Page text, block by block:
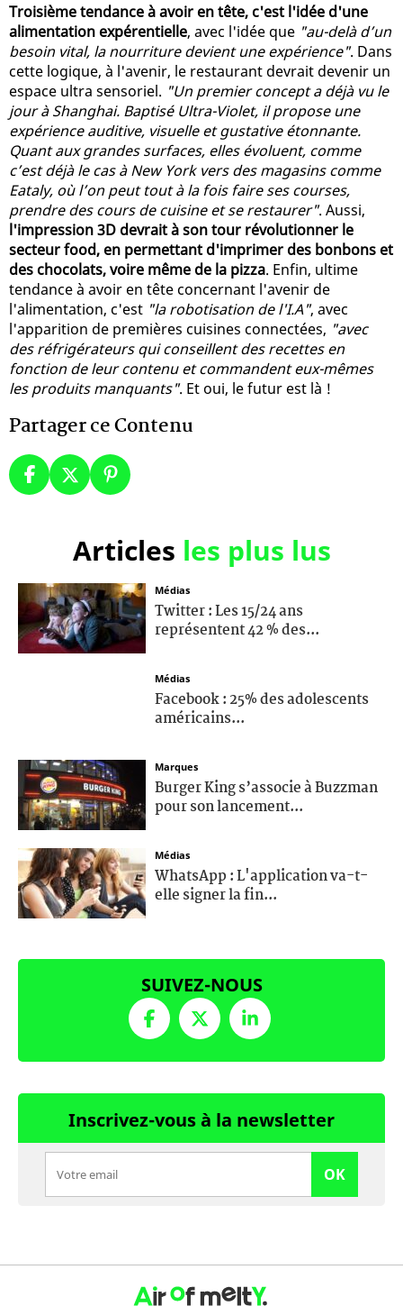
Troisième tendance à avoir en tête, c'est l'idée d'une
alimentation expérentielle, avec l'idée que "au-delà d’un
besoin vital, la nourriture devient une expérience". Dans
cette logique, à l'avenir, le restaurant devrait devenir un
espace ultra sensoriel. "Un premier concept a déjà vu le
jour à Shanghai. Baptisé Ultra-Violet, il propose une
expérience auditive, visuelle et gustative étonnante.
Quant aux grandes surfaces, elles évoluent, comme
c’est déjà le cas à New York vers des magasins comme
Eataly, où l’on peut tout à la fois faire ses courses,
prendre des cours de cuisine et se restaurer". Aussi,
l'impression 3D devrait à son tour révolutionner le
secteur food, en permettant d'imprimer des bonbons et
des chocolats, voire même de la pizza. Enfin, ultime
tendance à avoir en tête concernant l'avenir de
l'alimentation, c'est "la robotisation de l'I.A", avec
l'apparition de premières cuisines connectées, "avec
des réfrigérateurs qui conseillent des recettes en
fonction de leur contenu et commandent eux-mêmes
les produits manquants". Et oui, le futur est là !
Partager ce Contenu
Articles les plus lus
Médias
Twitter : Les 15/24 ans
représentent 42 % des...
Médias
Facebook : 25% des adolescents
américains...
Marques
Burger King s’associe à Buzzman
pour son lancement...
Médias
WhatsApp : L'application va-t-
elle signer la fin...
SUIVEZ-NOUS
Inscrivez-vous à la newsletter
OK